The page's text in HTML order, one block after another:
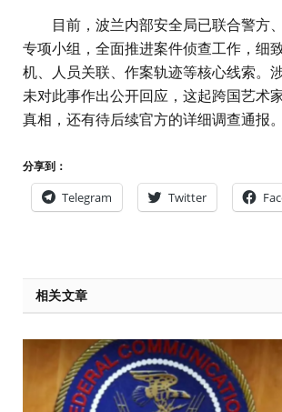
目前，波兰内部安全局已联合警方
专项小组，全面推进案件侦查工作，细
机、人员关联、作案轨迹等核心线索。
未对此事作出公开回应，这起跨国艺术
真相，还有待后续官方的详细调查通报。
分享到：
Telegram Twitter
相关文章